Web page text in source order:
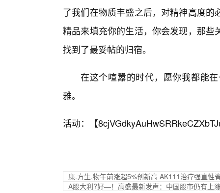
了我们在物质丰盛之后，对精神高度
精品来填充你的生活，你会发现，那
找到了最妥帖的归宿。
在这个喧嚣的时代，愿你我都能
雅。
活动：【
康.方生,物午前涨超5%创新高 AK111治疗强直性
A股大利?好—！高盛最新发声：中国股市仍有上